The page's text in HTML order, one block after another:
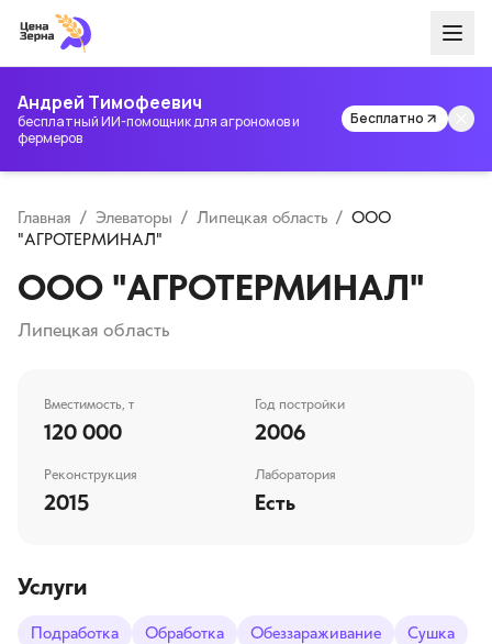
Андрей Тимофеевич
бесплатный ИИ-помощник для агрономов и
фермеров
Бесплатно
Главная / Элеваторы / Липецкая область / ООО
"АГРОТЕРМИНАЛ"
ООО "АГРОТЕРМИНАЛ"
Липецкая область
Вместимость, т
120 000
Год постройки
2006
Реконструкция
2015
Лаборатория
Есть
Услуги
Подработка Обработка Обеззараживание
Сушка